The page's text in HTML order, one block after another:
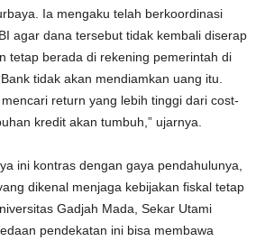
Ia mengaku telah berkoordinasi
agar dana tersebut tidak kembali diserap
tetap berada di rekening pemerintah di
tidak akan mendiamkan uang itu.
return yang lebih tinggi dari cost-
kredit akan tumbuh,” ujarnya.
ini kontras dengan gaya pendahulunya,
dikenal menjaga kebijakan fiskal tetap
Gadjah Mada, Sekar Utami
pendekatan ini bisa membawa